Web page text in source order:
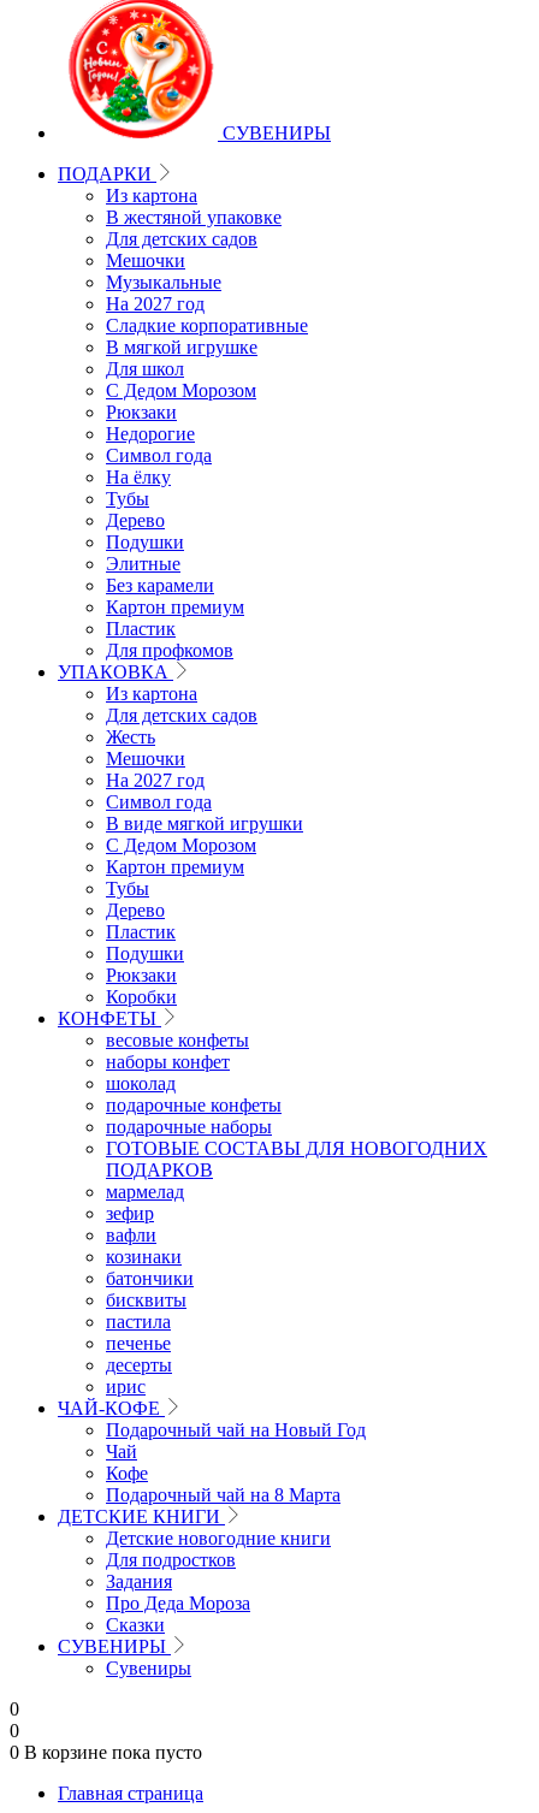
СУВЕНИРЫ
ПОДАРКИ
Из картона
В жестяной упаковке
Для детских садов
Мешочки
Музыкальные
На 2027 год
Сладкие корпоративные
В мягкой игрушке
Для школ
С Дедом Морозом
Рюкзаки
Недорогие
Символ года
На ёлку
Тубы
Дерево
Подушки
Элитные
Без карамели
Картон премиум
Пластик
Для профкомов
УПАКОВКА
Из картона
Для детских садов
Жесть
Мешочки
На 2027 год
Символ года
В виде мягкой игрушки
С Дедом Морозом
Картон премиум
Тубы
Дерево
Пластик
Подушки
Рюкзаки
Коробки
КОНФЕТЫ
весовые конфеты
наборы конфет
шоколад
подарочные конфеты
подарочные наборы
ГОТОВЫЕ СОСТАВЫ ДЛЯ НОВОГОДНИХ
ПОДАРКОВ
мармелад
зефир
вафли
козинаки
батончики
бисквиты
пастила
печенье
десерты
ирис
ЧАЙ-КОФЕ
Подарочный чай на Новый Год
Чай
Кофе
Подарочный чай на 8 Марта
ДЕТСКИЕ КНИГИ
Детские новогодние книги
Для подростков
Задания
Про Деда Мороза
Сказки
СУВЕНИРЫ
Сувениры
0
0
0 В корзине пока пусто
Главная страница